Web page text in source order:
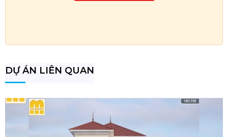
DỰ ÁN LIÊN QUAN